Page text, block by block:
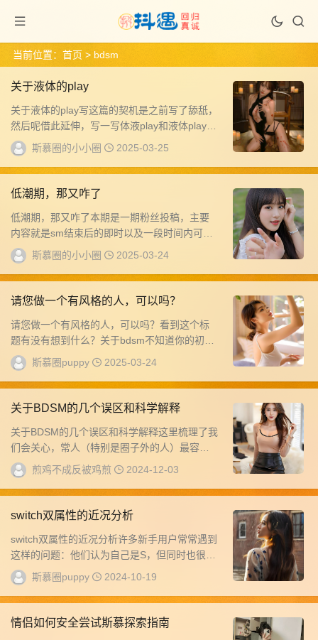
当前位置： 首页 > bdsm
关于液体的play
关于液体的play写这篇的契机是之前写了舔舐，
然后呢借此延伸，写一写体液play和液体play。
总而言之，这些类型都是感官方面的...
斯慕圈的小小圈 2025-03-25
低潮期，那又咋了
低潮期，那又咋了本期是一期粉丝投稿，主要
内容就是sm结束后的即时以及一段时间内可能
会产生的一些较为沮丧的思想（我们通常将其
称为低...
斯慕圈的小小圈 2025-03-24
请您做一个有风格的人，可以吗？
请您做一个有风格的人，可以吗？看到这个标
题有没有想到什么？关于bdsm不知道你的初印
象是什么。是狂野？是变t？是莫名的悸动？是
无...
斯慕圈puppy 2025-03-24
关于BDSM的几个误区和科学解释
关于BDSM的几个误区和科学解释这里梳理了我
们会关心，常人（特别是圈子外的人）最容易
误解的几个问题分享给大家，我觉得这些问题
也是...
煎鸡不成反被鸡煎 2024-12-03
switch双属性的近况分析
switch双属性的近况分析许多新手用户常常遇到
这样的问题：他们认为自己是S，但同时也很喜
欢扮演M的角色。当做一类支配者dom觉...
斯慕圈puppy 2024-10-19
情侣如何安全尝试斯慕探索指南